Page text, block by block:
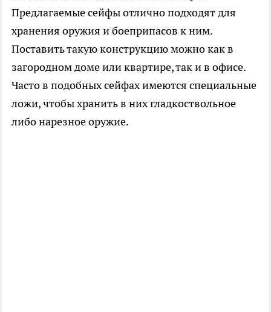
Предлагаемые сейфы отлично подходят для
хранения оружия и боеприпасов к ним.
Поставить такую конструкцию можно как в
загородном доме или квартире, так и в офисе.
Часто в подобных сейфах имеются специальные
ложи, чтобы хранить в них гладкоствольное
либо нарезное оружие.